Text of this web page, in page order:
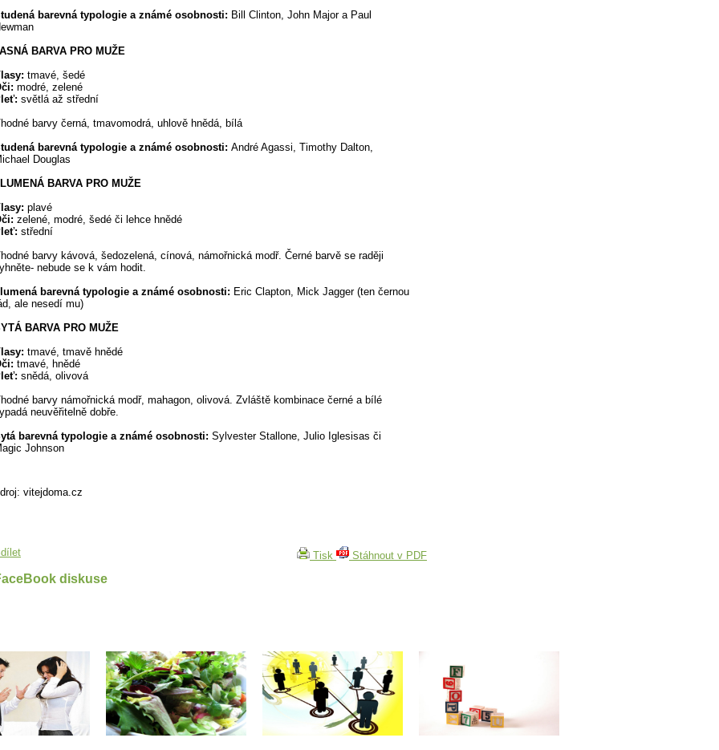
barevná typologie a známé osobnosti: Bill Clinton, John Major a Paul
BARVA PRO MUŽE
tmavé, šedé
modré, zelené
světlá až střední
barvy černá, tmavomodrá, uhlově hnědá, bílá
barevná typologie a známé osobnosti: André Agassi, Timothy Dalton,
Douglas
BARVA PRO MUŽE
plavé
zelené, modré, šedé či lehce hnědé
střední
barvy kávová, šedozelená, cínová, námořnická modř. Černé barvě se raději
nebude se k vám hodit.
barevná typologie a známé osobnosti: Eric Clapton, Mick Jagger (ten černou
ale nesedí mu)
BARVA PRO MUŽE
tmavé, tmavě hnědé
tmavé, hnědé
snědá, olivová
barvy námořnická modř, mahagon, olivová. Zvláště kombinace černé a bílé
neuvěřitelně dobře.
barevná typologie a známé osobnosti: Sylvester Stallone, Julio Iglesisas či
Johnson
vitejdoma.cz
Tisk Stáhnout v PDF
diskuse